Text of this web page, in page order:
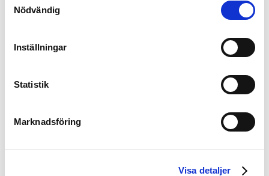
Nödvändig
Inställningar
Statistik
Marknadsföring
Visa detaljer
Robert Gojani, Jönköpings Södra
Kalle Holmberg, IFK Norrköping
Kerim Mrabti, Djurgården
Erdal Rakip, Malmö FF
Carlos Strandberg, Malmö FF